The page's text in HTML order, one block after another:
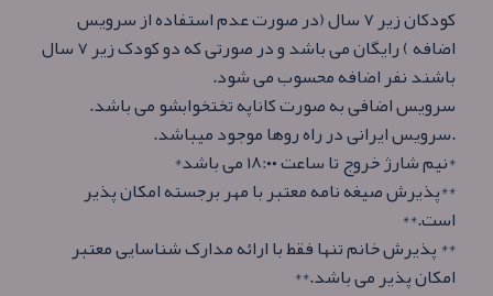
کودکان زیر ۷ سال (در صورت عدم استفاده از سرویس
اضافه ) رایگان می باشد و در صورتی که دو کودک زیر ۷ سال
باشند نفر اضافه محسوب می شود.
سرویس اضافی به صورت کاناپه تختخوابشو می باشد.
.سرویس ایرانی در راه روها موجود میباشد.
*نیم شارژ خروج تا ساعت ۱۸:۰۰ می باشد*
**پذیرش صیغه نامه معتبر با مهر برجسته امکان پذیر
است.**
** پذیرش خانم تنها فقط با ارائه مدارک شناسایی معتبر
امکان پذیر می باشد.**